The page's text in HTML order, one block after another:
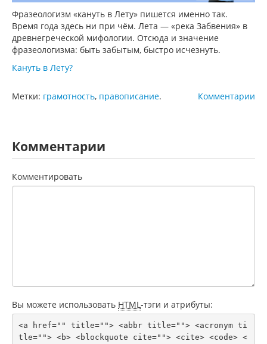
Фразеологизм «кануть в Лету» пишется именно так.
Время года здесь ни при чём. Лета — «река Забвения» в
древнегреческой мифологии. Отсюда и значение
фразеологизма: быть забытым, быстро исчезнуть.
Кануть в Лету?
Комментарии
Метки: грамотность, правописание.
Комментарии
Комментировать
Вы можете использовать HTML -тэги и атрибуты:
<a href="" title=""> <abbr title=""> <acronym ti
tle=""> <b> <blockquote cite=""> <cite> <code> <